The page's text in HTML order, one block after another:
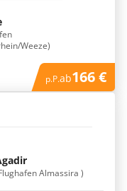
Weeze)
p.P.ab166 €
Almassira )